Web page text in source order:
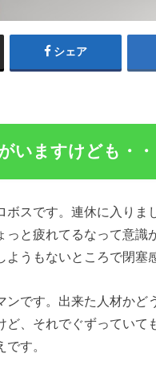
シェア
いますけども・・
ボスです。連休に入りま
っと疲れてるなって意
ようもないところで閉塞
ンです。出来た人材かど
ど、それでぐずっていて
す。